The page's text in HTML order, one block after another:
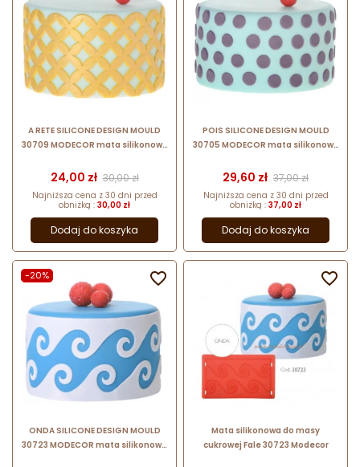
A RETE SILICONE DESIGN MOULD
30709 MODECOR mata silikonowa
cukrowej
Cena
24,00 zł Cena podstawowa
30,00 zł
Najniższa cena z 30 dni przed
obniżką : 30,00 zł
Dodaj do koszyka
POIS SILICONE DESIGN MOULD
30705 MODECOR mata silikonowa
cukrowej
Cena
29,60 zł Cena
37,00 zł
Najniższa cena z 30 dni przed
obniżką : 37,00 zł
Dodaj do koszyka
-20%
ONDA SILICONE DESIGN MOULD
30723 MODECOR mata silikonowa

Mata silikonowa do masy
cukrowej Fale 30723 Modecor
